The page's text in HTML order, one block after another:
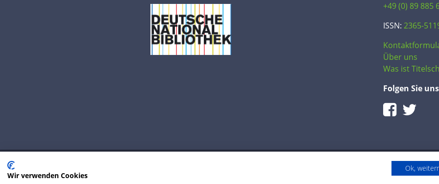
+49 (0) 89 885
ISSN: 2365-
Über uns
Was ist
Folgen Sie uns
© 2020 IP Central GmbH
Wir verwenden Cookies
Ok,